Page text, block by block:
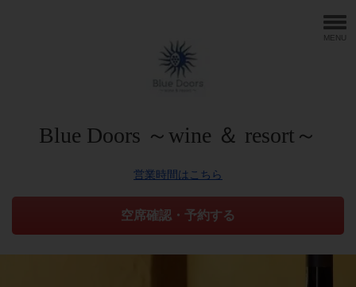
MENU
Blue Doors ～wine ＆ resort～
営業時間はこちら
空席確認・予約する